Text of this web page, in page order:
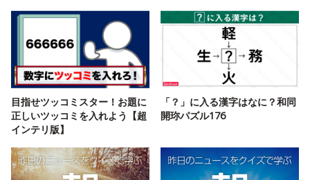
目指せツッコミスター！お題に
正しいツッコミを入れよう【超
インテリ版】
「？」に入る漢字はなに？和同
開珎パズル176